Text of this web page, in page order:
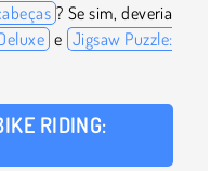
? Se sim, deveria
e Jigsaw Puzzle:
RIDING: